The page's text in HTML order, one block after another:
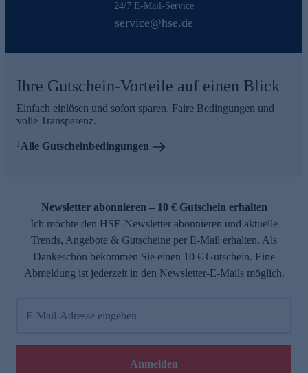
24/7 E-Mail-Service
service@hse.de
Ihre Gutschein-Vorteile auf einen Blick
Einfach einlösen und sofort sparen. Faire Bedingungen und
volle Transparenz.
1Alle Gutscheinbedingungen
Newsletter abonnieren – 10 € Gutschein erhalten
Ich möchte den HSE-Newsletter abonnieren und aktuelle
Trends, Angebote & Gutscheine per E-Mail erhalten. Als
Dankeschön bekommen Sie einen 10 € Gutschein. Eine
Abmeldung ist jederzeit in den Newsletter-E-Mails möglich.
E-Mail-Adresse eingeben
Anmelden